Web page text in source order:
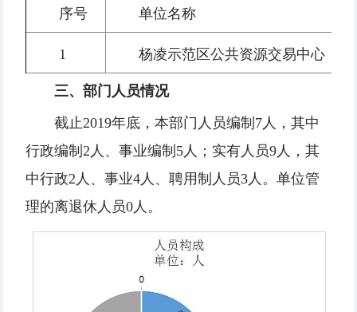
序号 单位名称
1 杨凌示范区公共资源交易中心
三、部门人员情况
截止2019年底，本部门人员编制7人，其中
行政编制2人、事业编制5人；实有人员9人，其
中行政2人、事业4人、聘用制人员3人。单位管
理的离退休人员0人。